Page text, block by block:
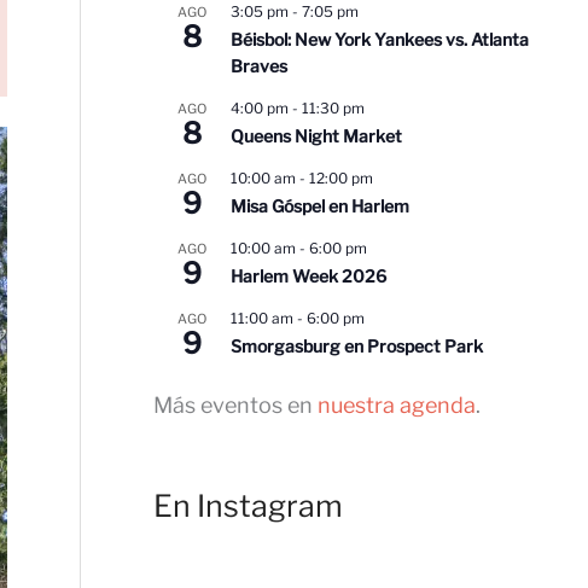
AGO
8
3:05 pm - 7:05 pm
Béisbol: New York Yankees vs. Atlanta
Braves
AGO
8
4:00 pm - 11:30 pm
Queens Night Market
AGO
9
10:00 am - 12:00 pm
Misa Góspel en Harlem
AGO
9
10:00 am - 6:00 pm
Harlem Week 2026
AGO
9
11:00 am - 6:00 pm
Smorgasburg en Prospect Park
Más eventos en nuestra agenda.
En Instagram